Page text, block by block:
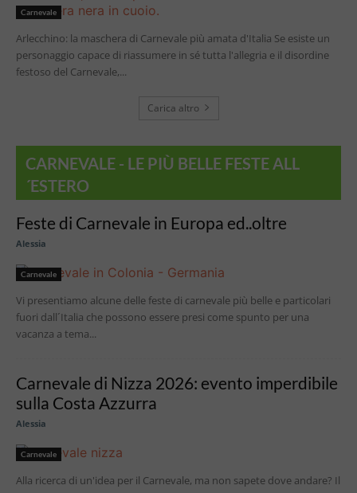
Carnevale
Arlecchino: la maschera di Carnevale più amata d'Italia Se esiste un
personaggio capace di riassumere in sé tutta l'allegria e il disordine
festoso del Carnevale,...
Carica altro
CARNEVALE - LE PIÙ BELLE FESTE ALL
´ESTERO
Feste di Carnevale in Europa ed..oltre
Alessia
Carnevale
Vi presentiamo alcune delle feste di carnevale più belle e particolari
fuori dall´Italia che possono essere presi come spunto per una
vacanza a tema...
Carnevale di Nizza 2026: evento imperdibile
sulla Costa Azzurra
Alessia
Carnevale
Alla ricerca di un'idea per il Carnevale, ma non sapete dove andare? Il